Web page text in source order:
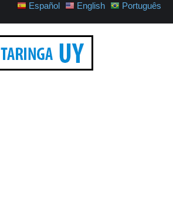
Español English Português